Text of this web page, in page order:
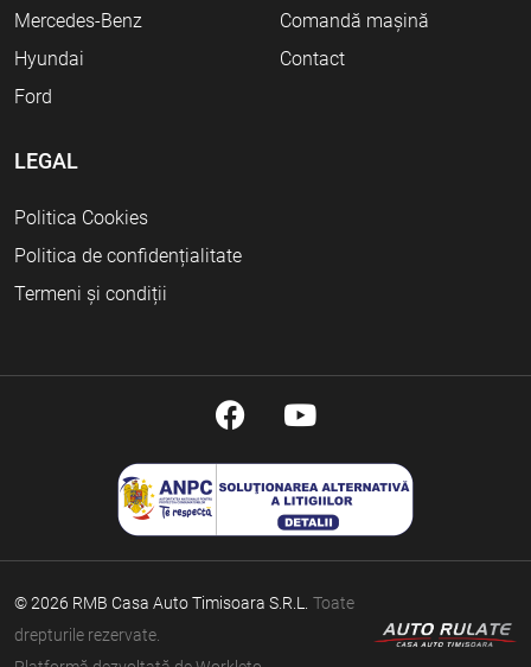
Mercedes-Benz
Hyundai
Ford
Comandă mașină
Contact
LEGAL
Politica Cookies
Politica de confidențialitate
Termeni și condiții
© 2026 RMB Casa Auto Timisoara S.R.L.
Toate
drepturile rezervate.